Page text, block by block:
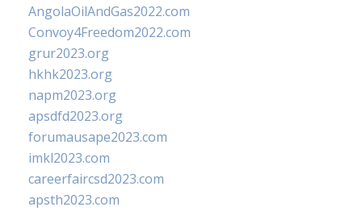
AngolaOilAndGas2022.com
Convoy4Freedom2022.com
grur2023.org
hkhk2023.org
napm2023.org
apsdfd2023.org
forumausape2023.com
imkl2023.com
careerfaircsd2023.com
apsth2023.com